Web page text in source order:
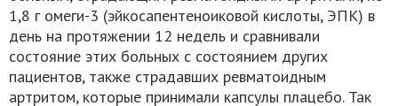
1,8 г омеги-3 (эйкосапентеноиковой кислоты, ЭПК) в
день на протяжении 12 недель и сравнивали
состояние этих больных с состоянием других
пациентов, также страдавших ревматоидным
артритом, которые принимали капсулы плацебо. Так